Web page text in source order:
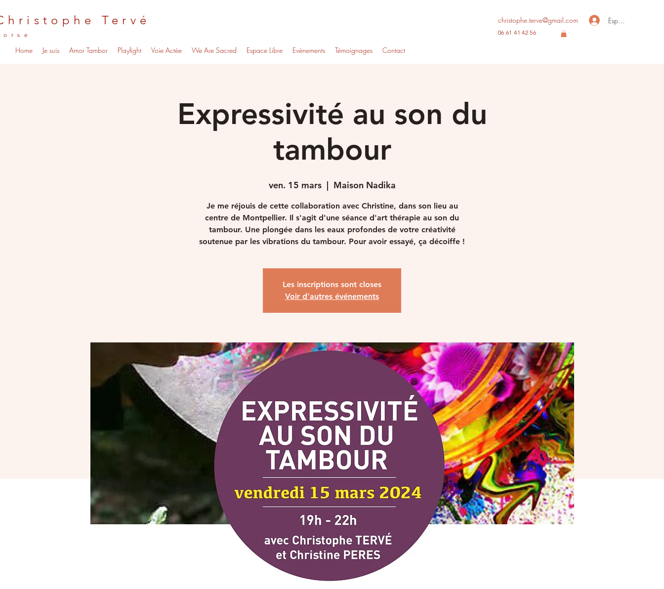
Tervé christophe.terve@gmail.com Espace membre
06 61 41 42 56
Home Je suis Amor Tambor Playfight Voie Actée We Are Sacred Espace Libre Evénements Témoignages Contact
Expressivité au son du
tambour
ven. 15 mars
  |
Maison Nadika
Je me réjouis de cette collaboration avec Christine, dans son lieu au
centre de Montpellier. Il s'agit d'une séance d'art thérapie au son du
tambour. Une plongée dans les eaux profondes de votre créativité
soutenue par les vibrations du tambour. Pour avoir essayé, ça décoiffe !
Les inscriptions sont closes
Voir d'autres événements